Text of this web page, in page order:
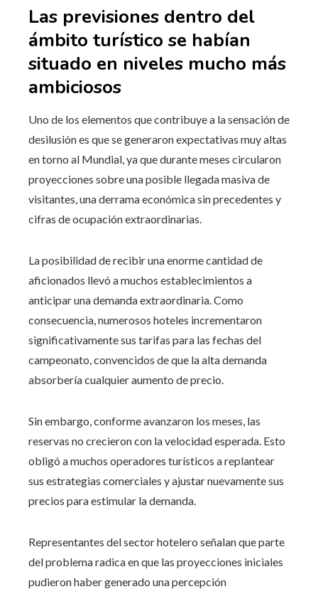
Las previsiones dentro del
ámbito turístico se habían
situado en niveles mucho más
ambiciosos
Uno de los elementos que contribuye a la sensación de
desilusión es que se generaron expectativas muy altas
en torno al Mundial, ya que durante meses circularon
proyecciones sobre una posible llegada masiva de
visitantes, una derrama económica sin precedentes y
cifras de ocupación extraordinarias.
La posibilidad de recibir una enorme cantidad de
aficionados llevó a muchos establecimientos a
anticipar una demanda extraordinaria. Como
consecuencia, numerosos hoteles incrementaron
significativamente sus tarifas para las fechas del
campeonato, convencidos de que la alta demanda
absorbería cualquier aumento de precio.
Sin embargo, conforme avanzaron los meses, las
reservas no crecieron con la velocidad esperada. Esto
obligó a muchos operadores turísticos a replantear
sus estrategias comerciales y ajustar nuevamente sus
precios para estimular la demanda.
Representantes del sector hotelero señalan que parte
del problema radica en que las proyecciones iniciales
pudieron haber generado una percepción